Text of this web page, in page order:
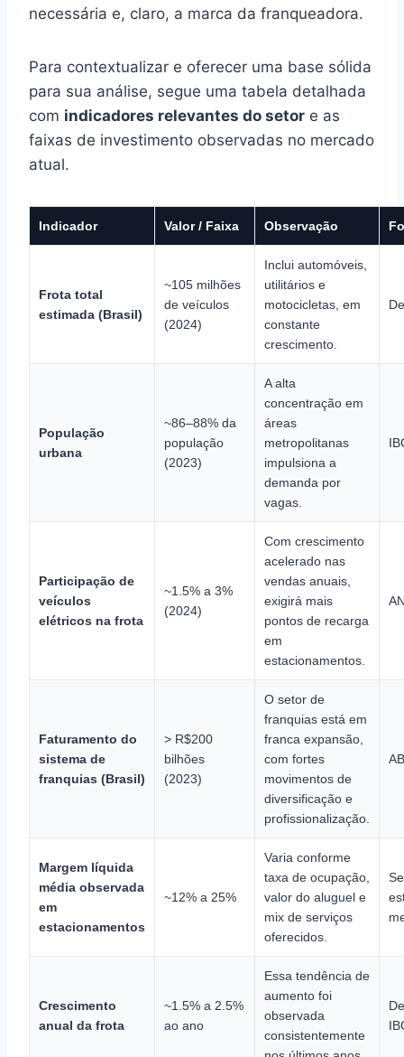
necessária e, claro, a marca da franqueadora.
Para contextualizar e oferecer uma base sólida
para sua análise, segue uma tabela detalhada
com indicadores relevantes do setor e as
faixas de investimento observadas no mercado
atual.
Indicador Valor / Faixa Observação
Frota total
estimada (Brasil)
~105 milhões
de veículos
(2024)
Inclui automóveis,
utilitários e
motocicletas, em
constante
crescimento.
População
urbana
~86–88% da
população
(2023)
A alta
concentração em
áreas
metropolitanas
impulsiona a
demanda por
vagas.
Participação de
veículos
elétricos na frota
~1.5% a 3%
(2024)
Com crescimento
acelerado nas
vendas anuais,
exigirá mais
pontos de recarga
em
estacionamentos.
Faturamento do
sistema de
franquias (Brasil)
> R$200
bilhões
(2023)
O setor de
franquias está em
franca expansão,
com fortes
movimentos de
diversificação e
profissionalização.
Margem líquida
média observada
em
estacionamentos
~12% a 25%
Varia conforme
taxa de ocupação,
valor do aluguel e
mix de serviços
oferecidos.
Crescimento
anual da frota
~1.5% a 2.5%
ao ano
Essa tendência de
aumento foi
observada
consistentemente